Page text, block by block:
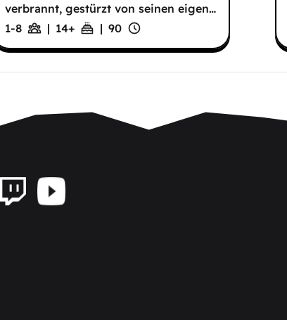
verbrannt, gestürzt von seinen eigen…
1-8
| 14+ | 90